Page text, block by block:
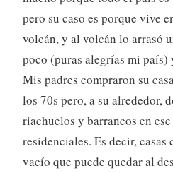
pero su caso es porque vive
volcán, y al volcán lo arrasó
poco (puras alegrías mi país)
Mis padres compraron su
los 70s pero, a su alrededor,
riachuelos y barrancos en
residenciales. Es decir, casas
vacío que puede quedar al